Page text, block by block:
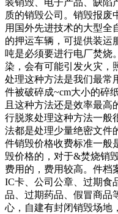
装销毁、电子产品、缺陷
质的销毁公司。销毁报废
用国外先进技术的大型全
的押运车辆，可提供装运
吨是必须要进行电厂焚烧
染，会有可能引发火灾，
处理这种方法是我们最常
件被破碎成~cm大小的碎
且这种方法还是效率最
行脱浆处理这种方法一般
法都是处理少量绝密文件
件销毁价格收费标准一般
毁价格的，对于&焚烧销
费用的，费用较高。件档
IC卡、公司公章、过期食
品、过期药品、假冒商品
心，自建有封闭销毁场地